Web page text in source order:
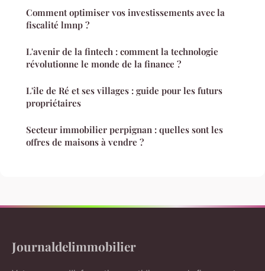
Comment optimiser vos investissements avec la
fiscalité lmnp ?
L'avenir de la fintech : comment la technologie
révolutionne le monde de la finance ?
L'île de Ré et ses villages : guide pour les futurs
propriétaires
Secteur immobilier perpignan : quelles sont les
offres de maisons à vendre ?
Journaldelimmobilier